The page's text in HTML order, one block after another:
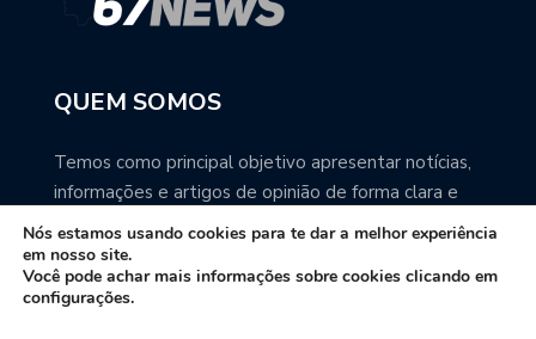
QUEM SOMOS
Temos como principal objetivo apresentar notícias,
informações e artigos de opinião de forma clara e
precisa. Você pode ter a total certeza que o
67NEWS é uma excelente fonte de informação
sobre Mato Grosso do Sul.
Nós estamos usando cookies para te dar a melhor experiência
em nosso site.
Você pode achar mais informações sobre cookies clicando em
configurações.